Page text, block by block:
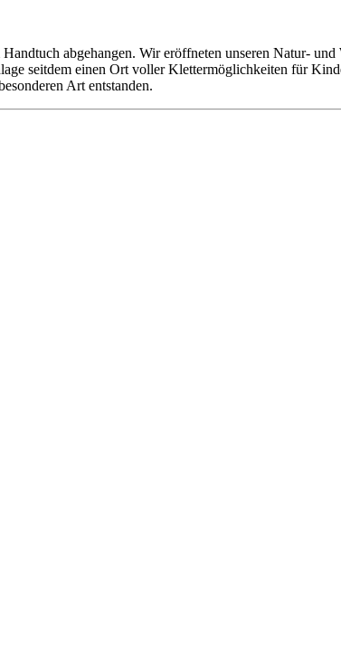
abgehangen. Wir eröffneten unseren Natur-
seitdem einen Ort voller Klettermöglichkeiten für
Art entstanden.